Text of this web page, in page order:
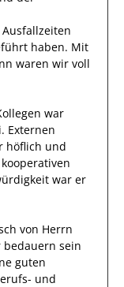
haben. Mit
waren wir voll
war
. Externen
höflich und
kooperativen
war er
von Herrn
bedauern sein
guten
und